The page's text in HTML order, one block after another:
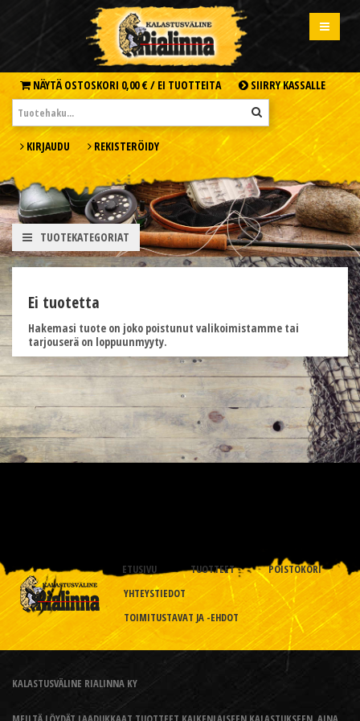
NÄYTÄ OSTOSKORI 0,00 € / EI TUOTTEITA SIIRRY KASSALLE
KIRJAUDU REKISTERÖIDY
TUOTEKATEGORIAT
Ei tuotetta
Hakemasi tuote on joko poistunut valikoimistamme tai
tarjouserä on loppuunmyyty.
ETUSIVU TUOTTEET
POISTOKORI
YHTEYSTIEDOT
TOIMITUSTAVAT JA -EHDOT
KALASTUSVÄLINE RIALINNA KY